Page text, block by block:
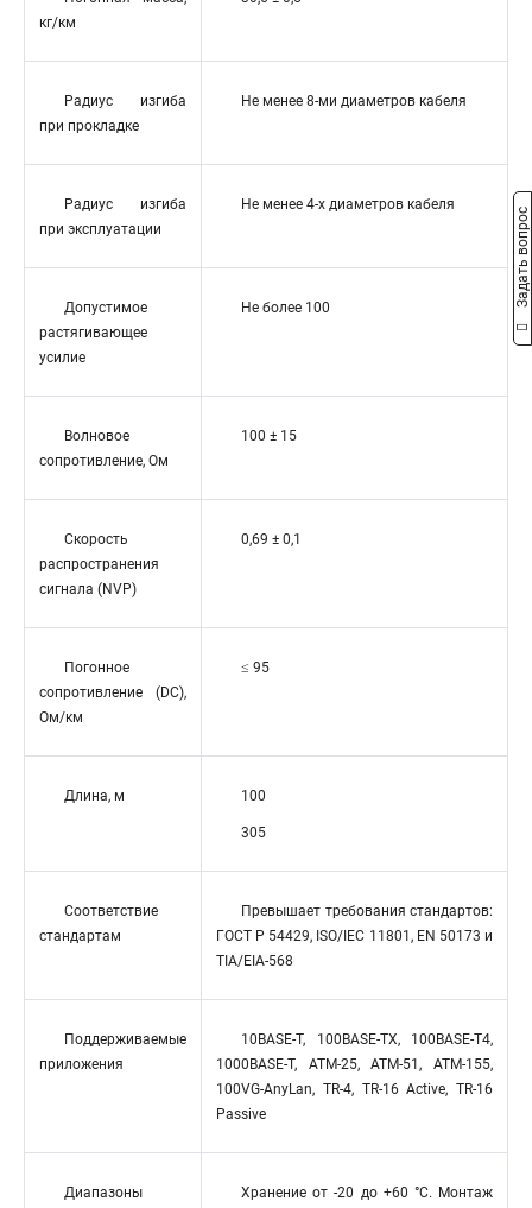
кг/км
Радиус изгиба
при прокладке
Не менее 8-ми диаметров кабеля
Радиус изгиба
при эксплуатации
Не менее 4-х диаметров кабеля
Допустимое
растягивающее
усилие
Не более 100
Волновое
сопротивление, Ом
100 ± 15
Скорость
распространения
сигнала (NVP)
0,69 ± 0,1
Погонное
сопротивление (DC),
Ом/км
≤ 95
Длина, м 100
305
Соответствие
стандартам
Превышает требования стандартов:
ГОСТ Р 54429, ISO/IEC 11801, EN 50173 и
TIA/EIA-568
Поддерживаемые
приложения
10BASE-T, 100BASE-TX, 100BASE-T4,
1000BASE-T, ATM-25, ATM-51, ATM-155,
100VG-AnyLan, TR-4, TR-16 Active, TR-16
Passive
Диапазоны
Хранение от -20 до +60 °C. Монтаж
Задать вопрос